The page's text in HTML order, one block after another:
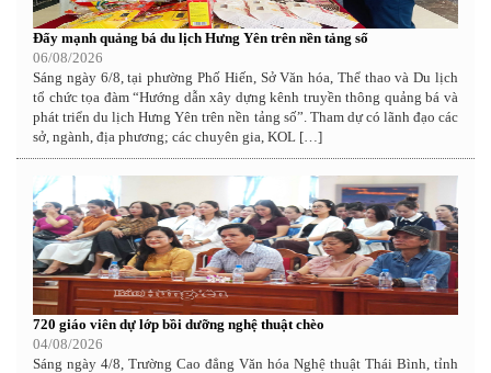
Đẩy mạnh quảng bá du lịch Hưng Yên trên nền tảng số
06/08/2026
Sáng ngày 6/8, tại phường Phố Hiến, Sở Văn hóa, Thể thao và Du lịch
tổ chức tọa đàm “Hướng dẫn xây dựng kênh truyền thông quảng bá và
phát triển du lịch Hưng Yên trên nền tảng số”. Tham dự có lãnh đạo các
sở, ngành, địa phương; các chuyên gia, KOL […]
720 giáo viên dự lớp bồi dưỡng nghệ thuật chèo
04/08/2026
Sáng ngày 4/8, Trường Cao đẳng Văn hóa Nghệ thuật Thái Bình, tỉnh